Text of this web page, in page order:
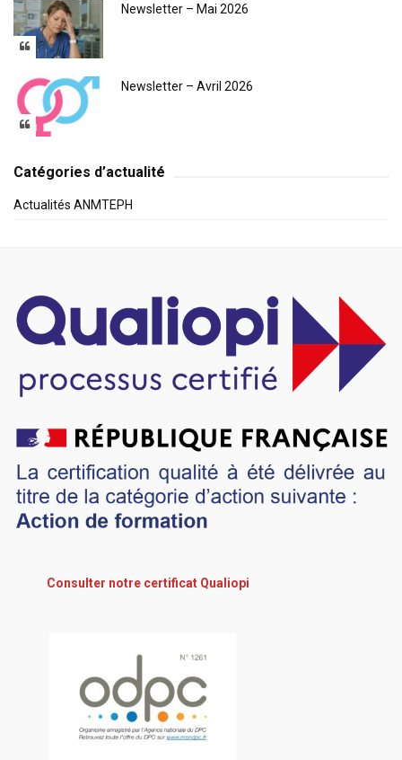
Newsletter – Mai 2026
Newsletter – Avril 2026
Catégories d’actualité
Actualités ANMTEPH
Consulter notre certificat Qualiopi